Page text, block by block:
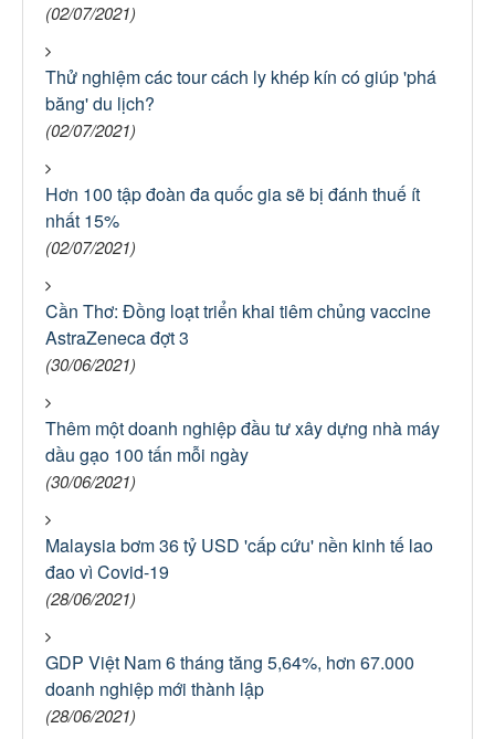
(02/07/2021)
Thử nghiệm các tour cách ly khép kín có giúp 'phá
băng' du lịch?
(02/07/2021)
Hơn 100 tập đoàn đa quốc gia sẽ bị đánh thuế ít
nhất 15%
(02/07/2021)
Cần Thơ: Đồng loạt triển khai tiêm chủng vaccine
AstraZeneca đợt 3
(30/06/2021)
Thêm một doanh nghiệp đầu tư xây dựng nhà máy
dầu gạo 100 tấn mỗi ngày
(30/06/2021)
Malaysia bơm 36 tỷ USD 'cấp cứu' nền kinh tế lao
đao vì Covid-19
(28/06/2021)
GDP Việt Nam 6 tháng tăng 5,64%, hơn 67.000
doanh nghiệp mới thành lập
(28/06/2021)